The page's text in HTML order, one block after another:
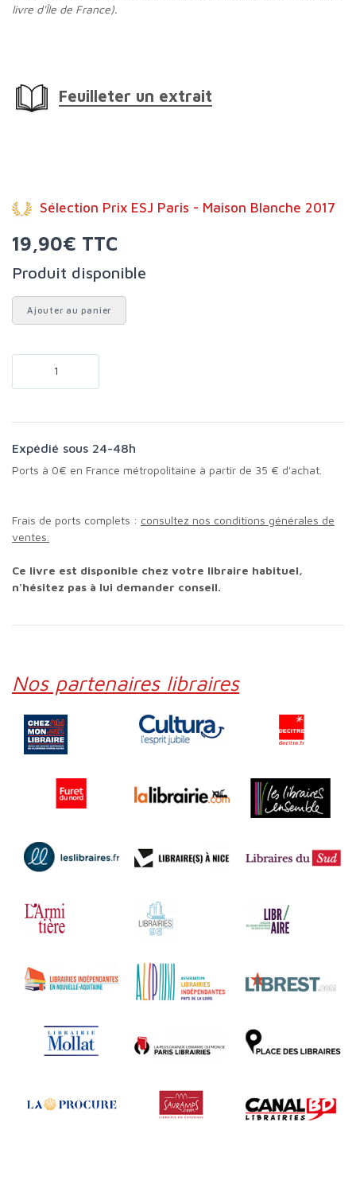
livre d'Île de France).
Feuilleter un extrait
Sélection Prix ESJ Paris - Maison Blanche 2017
19,90€ TTC
Produit disponible
Ajouter au panier
Expédié sous 24-48h
Ports à 0€ en France métropolitaine à partir de 35 € d'achat.
Frais de ports complets : consultez nos conditions générales de
ventes.
Ce livre est disponible chez votre libraire habituel,
n'hésitez pas à lui demander conseil.
Nos partenaires libraires